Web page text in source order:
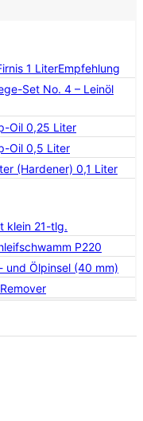
1 LiterEmpfehlung
Set No. 4 – Leinöl
Oil 0,25 Liter
Oil 0,5 Liter
(Hardener) 0,1 Liter
klein 21-tlg.
P220
und Ölpinsel (40 mm)